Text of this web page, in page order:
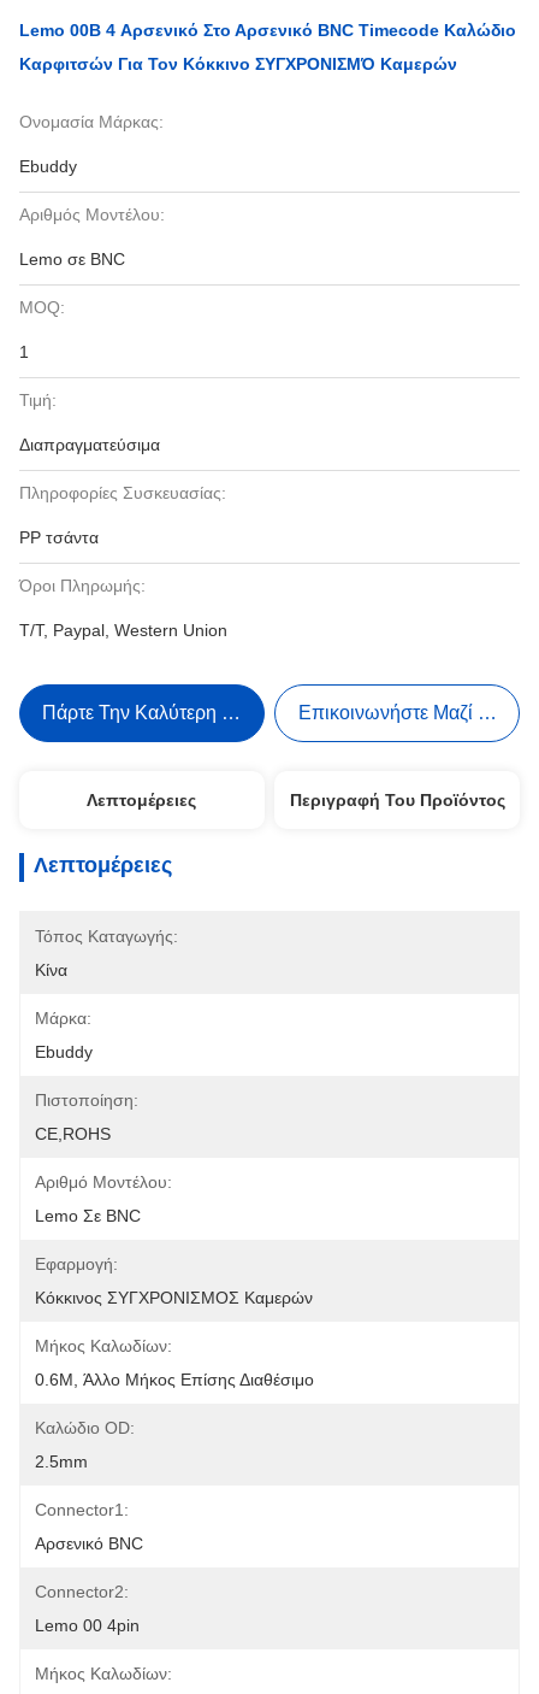
Lemo 00B 4 Αρσενικό Στο Αρσενικό BNC Timecode Καλώδιο
Καρφιτσών Για Τον Κόκκινο ΣΥΓΧΡΟΝΙΣΜΌ Καμερών
Ονομασία Μάρκας:
Ebuddy
Αριθμός Μοντέλου:
Lemo σε BNC
MOQ:
1
Τιμή:
Διαπραγματεύσιμα
Πληροφορίες Συσκευασίας:
PP τσάντα
Όροι Πληρωμής:
T/T, Paypal, Western Union
Πάρτε Την Καλύτερη Τιμή Επικοινωνήστε Μαζί Μας
Λεπτομέρειες Περιγραφή Του Προϊόντος
Λεπτομέρειες
Τόπος Καταγωγής:
Κίνα
Μάρκα:
Ebuddy
Πιστοποίηση:
CE,ROHS
Αριθμό Μοντέλου:
Lemo Σε BNC
Εφαρμογή:
Κόκκινος ΣΥΓΧΡΟΝΙΣΜΟΣ Καμερών
Μήκος Καλωδίων:
0.6M, Άλλο Μήκος Επίσης Διαθέσιμο
Καλώδιο OD:
2.5mm
Connector1:
Αρσενικό BNC
Connector2:
Lemo 00 4pin
Μήκος Καλωδίων: